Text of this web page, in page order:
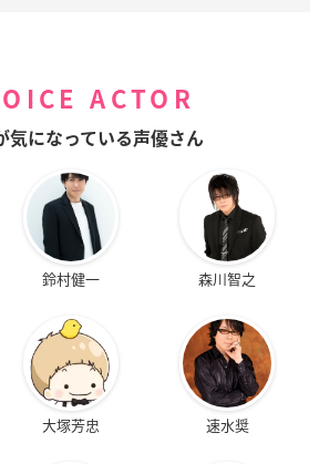
ACTOR
気になっている声優さん
鈴村健一 森川智之
大塚芳忠 速水奨